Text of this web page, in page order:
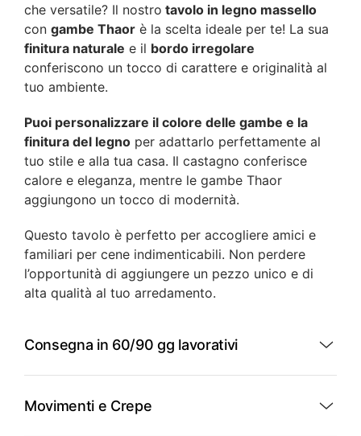
che versatile? Il nostro tavolo in legno massello
con gambe Thaor è la scelta ideale per te! La sua
finitura naturale e il bordo irregolare
conferiscono un tocco di carattere e originalità al
tuo ambiente.
Puoi personalizzare il colore delle gambe e la
finitura del legno per adattarlo perfettamente al
tuo stile e alla tua casa. Il castagno conferisce
calore e eleganza, mentre le gambe Thaor
aggiungono un tocco di modernità.
Questo tavolo è perfetto per accogliere amici e
familiari per cene indimenticabili. Non perdere
l’opportunità di aggiungere un pezzo unico e di
alta qualità al tuo arredamento.
Consegna in 60/90 gg lavorativi
Movimenti e Crepe